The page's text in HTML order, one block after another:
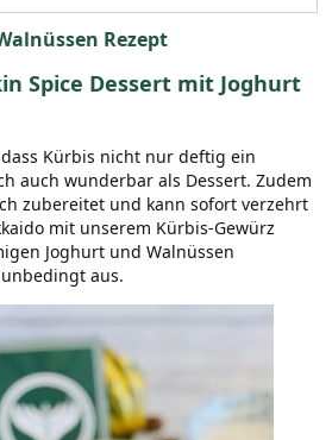
Rezept
Spice Dessert mit Joghurt
Kürbis nicht nur deftig ein
auch wunderbar als Dessert. Zudem
zubereitet und kann sofort verzehrt
mit unserem Kürbis-Gewürz
Joghurt und Walnüssen
aus.